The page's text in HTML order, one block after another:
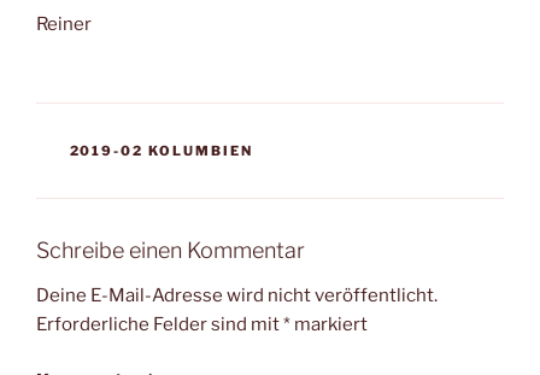
Reiner
KATEGORIEN
2019-02 KOLUMBIEN
Schreibe einen Kommentar
Deine E-Mail-Adresse wird nicht veröffentlicht.
Erforderliche Felder sind mit* markiert